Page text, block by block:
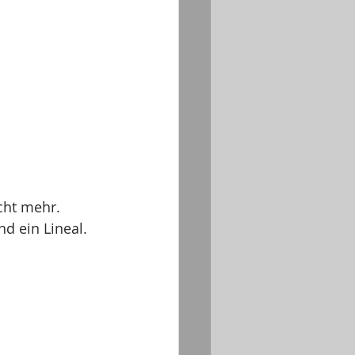
mehr.
ein Lineal.